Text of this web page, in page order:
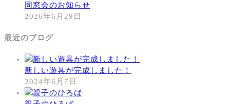
同窓会のお知らせ
2026年6月29日
最近のブログ
新しい遊具が完成しました！
2024年6月7日